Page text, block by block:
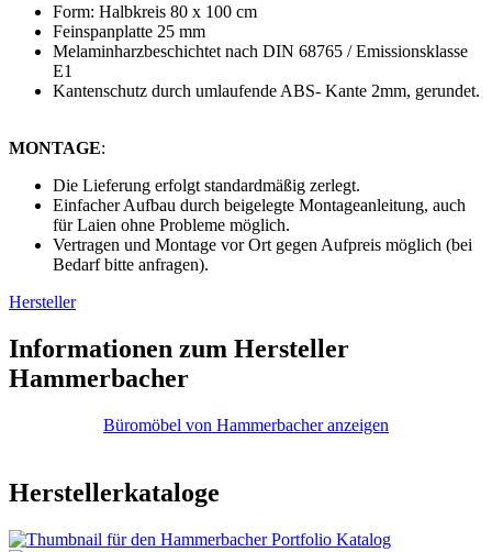
Form: Halbkreis 80 x 100 cm
Feinspanplatte 25 mm
Melaminharzbeschichtet nach DIN 68765 / Emissionsklasse
E1
Kantenschutz durch umlaufende ABS- Kante 2mm, gerundet.
MONTAGE:
Die Lieferung erfolgt standardmäßig zerlegt.
Einfacher Aufbau durch beigelegte Montageanleitung, auch
für Laien ohne Probleme möglich.
Vertragen und Montage vor Ort gegen Aufpreis möglich (bei
Bedarf bitte anfragen).
Hersteller
Informationen zum Hersteller
Hammerbacher
Büromöbel von Hammerbacher anzeigen
Herstellerkataloge